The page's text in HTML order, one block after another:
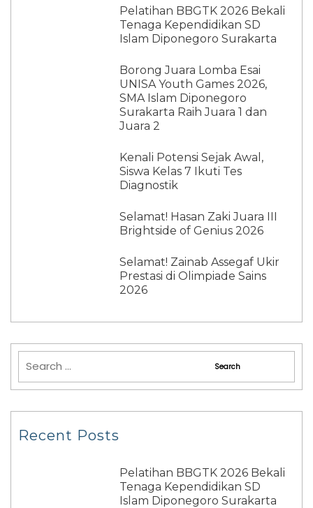
Pelatihan BBGTK 2026 Bekali
Tenaga Kependidikan SD
Islam Diponegoro Surakarta
Borong Juara Lomba Esai
UNISA Youth Games 2026,
SMA Islam Diponegoro
Surakarta Raih Juara 1 dan
Juara 2
Kenali Potensi Sejak Awal,
Siswa Kelas 7 Ikuti Tes
Diagnostik
Selamat! Hasan Zaki Juara III
Brightside of Genius 2026
Selamat! Zainab Assegaf Ukir
Prestasi di Olimpiade Sains
2026
Recent Posts
Pelatihan BBGTK 2026 Bekali
Tenaga Kependidikan SD
Islam Diponegoro Surakarta